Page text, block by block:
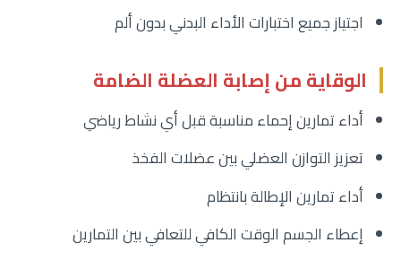
اجتياز جميع اختبارات الأداء البدني بدون ألم
الوقاية من إصابة العضلة الضامة
أداء تمارين إحماء مناسبة قبل أي نشاط رياضي
تعزيز التوازن العضلي بين عضلات الفخذ
أداء تمارين الإطالة بانتظام
إعطاء الجسم الوقت الكافي للتعافي بين التمارين